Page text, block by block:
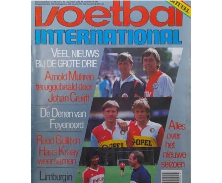
Wie is puntertje
Puntertjes
Contact